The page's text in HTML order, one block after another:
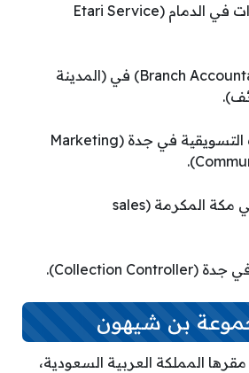
1- فني خدمة السيارات في الدمام (Etari Service
2- محاسب فرع (Branch Accountant) في (المدينة
3- أخصائي الاتصالات التسويقية في جدة (Marketing
4- مندوب مبيعات في مكة المكرمة (sales
بن شيهون
المملكة العربية السعودية،